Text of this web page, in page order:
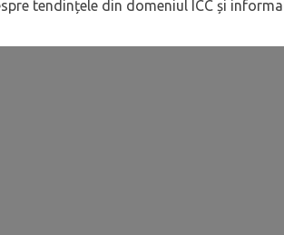
tendințele din domeniul ICC și